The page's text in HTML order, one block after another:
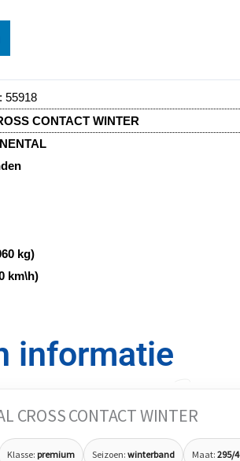
55918
CONTACT WINTER
kg)
km\h)
informatie
CROSS CONTACT WINTER
Klasse: premium Seizoen: winterband Maat: 295/